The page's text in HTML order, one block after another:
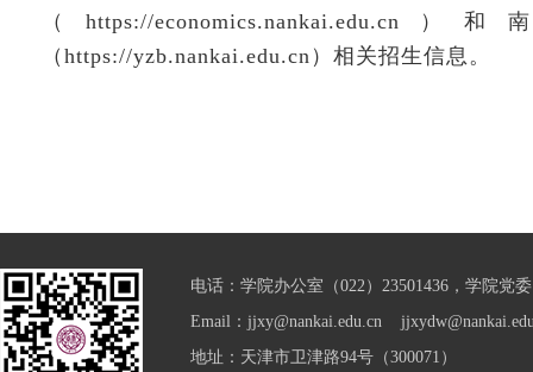
（ https://economics.nankai.edu.cn ）和
（https://yzb.nankai.edu.cn ）相关招生信息。
电话：学院办公室（022）23501436，学院党
Email：jjxy@nankai.edu.cn
地址：天津市卫津路94号（300071）